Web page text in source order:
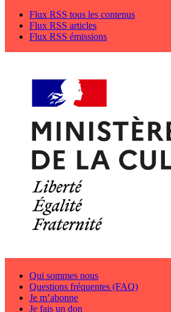
Flux RSS tous les contenus
Flux RSS articles
Flux RSS émissions
Qui sommes nous
Questions fréquentes (FAQ)
Je m’abonne
Je fais un don